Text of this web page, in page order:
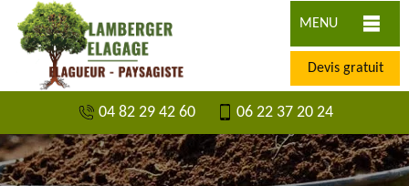
MENU
Devis gratuit
04 82 29 42 60 06 22 37 20 24